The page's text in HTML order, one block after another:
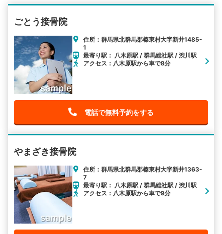
ごとう接骨院
住所：群馬県北群馬郡榛東村大字新井1485-
1
最寄り駅： 八木原駅 / 群馬総社駅 / 渋川駅
アクセス：八木原駅から車で8分
電話で無料予約をする
やまざき接骨院
住所：群馬県北群馬郡榛東村大字新井1363-
7
最寄り駅： 八木原駅 / 群馬総社駅 / 渋川駅
アクセス：八木原駅から車で9分